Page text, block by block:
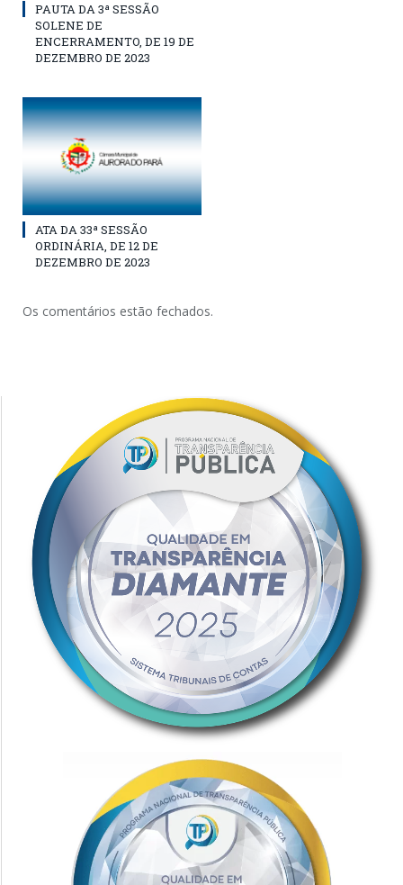
PAUTA DA 3ª SESSÃO
SOLENE DE
ENCERRAMENTO, DE 19 DE
DEZEMBRO DE 2023
ATA DA 33ª SESSÃO
ORDINÁRIA, DE 12 DE
DEZEMBRO DE 2023
Os comentários estão fechados.